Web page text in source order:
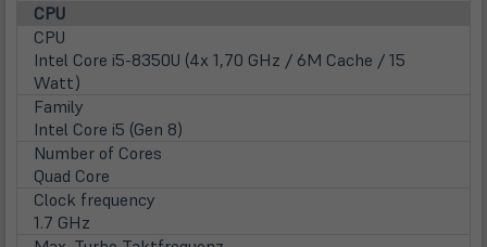
CPU
CPU
Intel Core i5-8350U (4x 1,70 GHz / 6M Cache / 15
Watt)
Family
Intel Core i5 (Gen 8)
Number of Cores
Quad Core
Clock frequency
1.7 GHz